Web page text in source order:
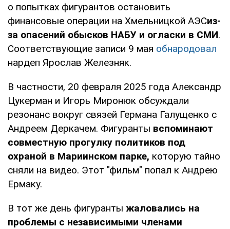
о попытках фигурантов остановить
финансовые операции на Хмельницкой АЭСиз-
за опасений обысков НАБУ и огласки в СМИ.
Соответствующие записи 9 мая обнародовал
нардеп Ярослав Железняк.
В частности, 20 февраля 2025 года Александр
Цукерман и Игорь Миронюк обсуждали
резонанс вокруг связей Германа Галущенко с
Андреем Деркачем. Фигуранты вспоминают
совместную прогулку политиков под
охраной в Мариинском парке, которую тайно
сняли на видео. Этот "фильм" попал к Андрею
Ермаку.
В тот же день фигуранты жаловались на
проблемы с независимыми членами